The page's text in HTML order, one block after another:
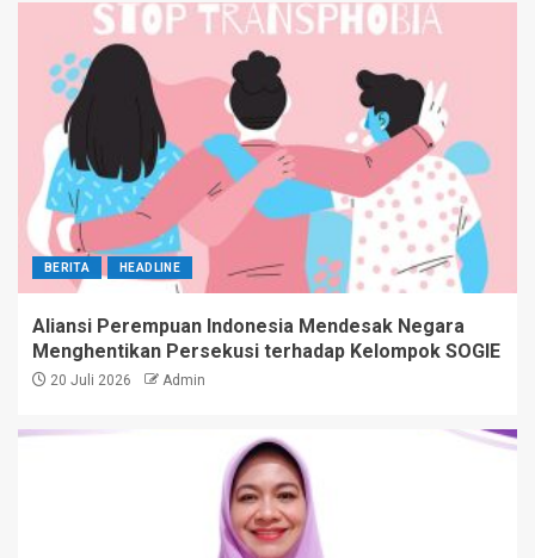
BERITA HEADLINE
Aliansi Perempuan Indonesia Mendesak Negara
Menghentikan Persekusi terhadap Kelompok SOGIE
20 Juli 2026 Admin